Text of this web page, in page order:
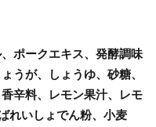
ポークエキス、発酵調味
うが、しょうゆ、砂糖、
辛料、レモン果汁、レモ
れいしょでん粉、小麦